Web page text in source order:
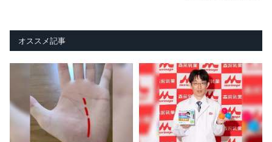
オススメ記事